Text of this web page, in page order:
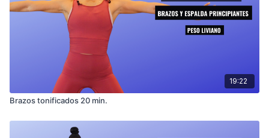
19:22
Brazos tonificados 20 min.